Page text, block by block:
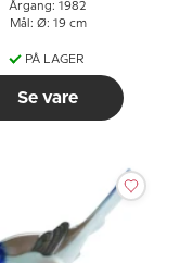
Årgang: 1982
Mål: Ø: 19 cm
PÅ LAGER
Se vare